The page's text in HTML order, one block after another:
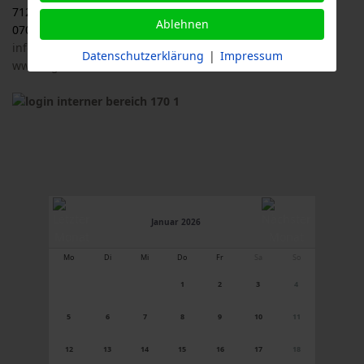
71263 Weil der Stadt
07033 / 69 23 902
info@logl-bw.de
www.logl-bw.de
Januar 2026
Mo Di Mi Do Fr
1 2 3 4
5 6 7 8 9 10 11
12 13 14 15 16 17 18
Ablehnen
Datenschutzerklärung | Impressum